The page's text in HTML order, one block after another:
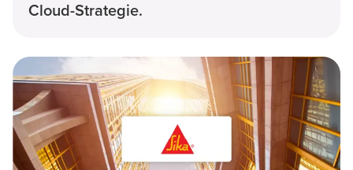
Cloud-Strategie.